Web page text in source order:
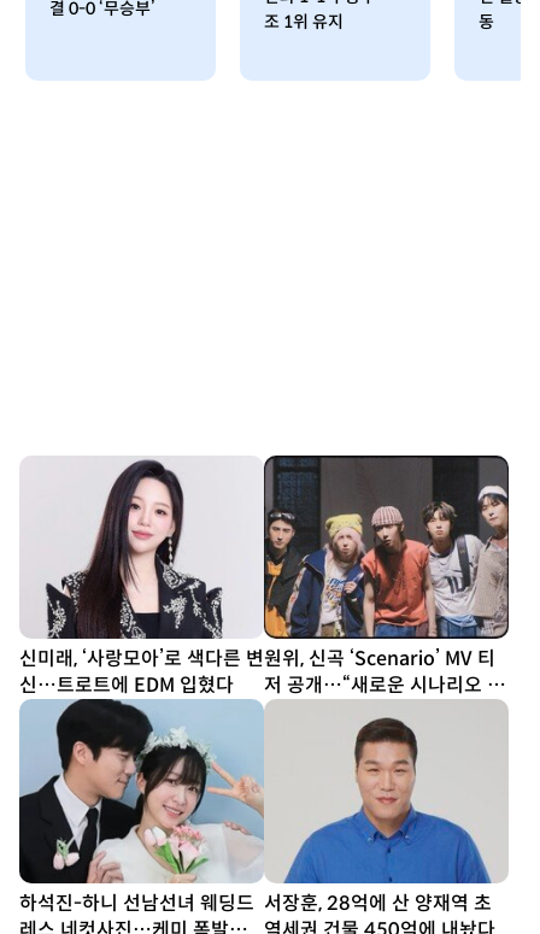
결 0-0 ‘무승부’
조 1위 유지
동
신미래, ‘사랑모아’로 색다른 변
신…트로트에 EDM 입혔다
원위, 신곡 ‘Scenario’ MV 티
저 공개…“새로운 시나리오 쓴
다”
하석진-하니 선남선녀 웨딩드 서장훈, 28억에 산 양재역 초